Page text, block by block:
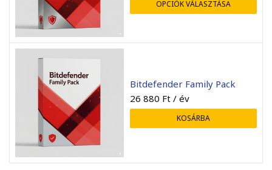
OPCIÓK VÁLASZTÁSA
Bitdefender Family Pack
26 880 Ft / év
KOSÁRBA
2026-05-22
Zsolt Szálkai